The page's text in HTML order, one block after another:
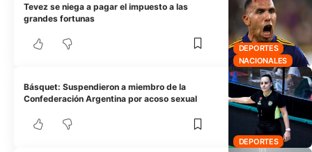
DEPORTES
NACIONALES
Tevez se niega a pagar el impuesto a las
grandes fortunas
DEPORTES
Básquet: Suspendieron a miembro de la
Confederación Argentina por acoso sexual